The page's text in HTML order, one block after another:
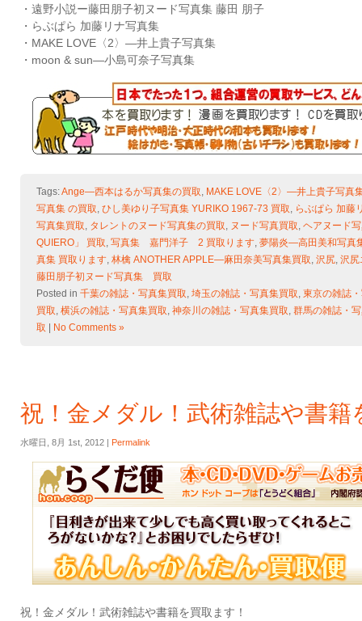
・遠野小説ー藤田朋子初ヌード写真集 藤田 朋子
・らぶぱら 加藤リナ写真集
・MAKE LOVE〈2〉―井上貴子写真集
・moon & sun―小島可奈子写真集
Tags:Ange―西本はるか写真集の買取, MAKE LOVE〈2〉―井上貴子写真
写真集 の買取, ひし美ゆり子写真集 YURIKO 1967-73 買取, らぶぱら 加藤
写真集買取, タレントのヌード写真集の買取, ヌード写真買取, ヘアヌード
QUIERO」 買取, 写真集 嘉門洋子 2 買取ります, 夢陽炎―高田美和写真
真集 買取ります, 林檎 ANOTHER APPLE―麻田奈美写真集買取, 沢尻, 沢尻
藤田朋子初ヌード写真集 買取
Posted in 千葉の雑誌・写真集買取, 埼玉の雑誌・写真集買取, 東京の雑誌
買取, 横浜の雑誌・写真集買取, 神奈川の雑誌・写真集買取, 群馬の雑誌・
取
No Comments »
祝！金メダル！武術雑誌や書籍
水曜日, 8月 1st, 2012 | Permalink
祝！金メダル！武術雑誌や書籍を買取ます！